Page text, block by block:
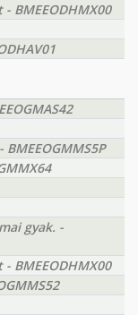
BMEEODHMX00
gyak. -
BMEEODHMX00